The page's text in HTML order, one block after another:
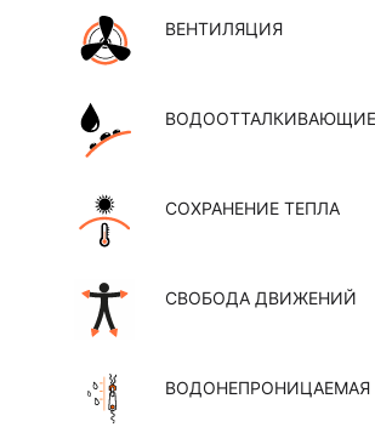
ВЕНТИЛЯЦИЯ
СОХРАНЕНИЕ ТЕПЛА
СВОБОДА ДВИЖЕНИЙ